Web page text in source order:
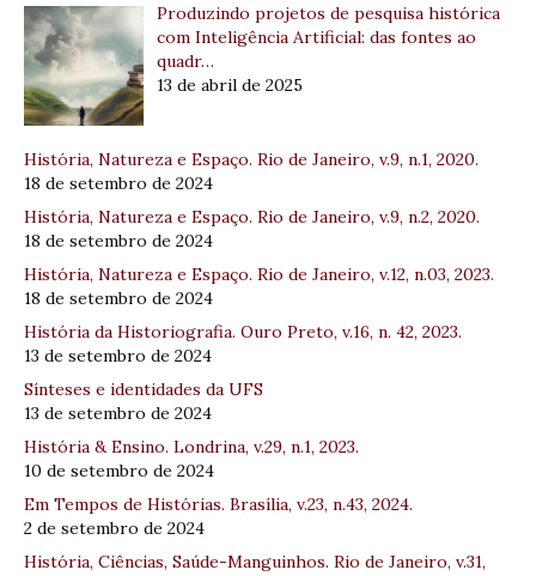
Produzindo projetos de pesquisa histórica
com Inteligência Artificial: das fontes ao
quadr…
13 de abril de 2025
História, Natureza e Espaço. Rio de Janeiro, v.9, n.1, 2020.
18 de setembro de 2024
História, Natureza e Espaço. Rio de Janeiro, v.9, n.2, 2020.
18 de setembro de 2024
História, Natureza e Espaço. Rio de Janeiro, v.12, n.03, 2023.
18 de setembro de 2024
História da Historiografia. Ouro Preto, v.16, n. 42, 2023.
13 de setembro de 2024
Sínteses e identidades da UFS
13 de setembro de 2024
História & Ensino. Londrina, v.29, n.1, 2023.
10 de setembro de 2024
Em Tempos de Histórias. Brasília, v.23, n.43, 2024.
2 de setembro de 2024
História, Ciências, Saúde-Manguinhos. Rio de Janeiro, v.31,